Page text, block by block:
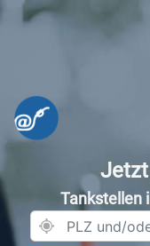
Tankstellen